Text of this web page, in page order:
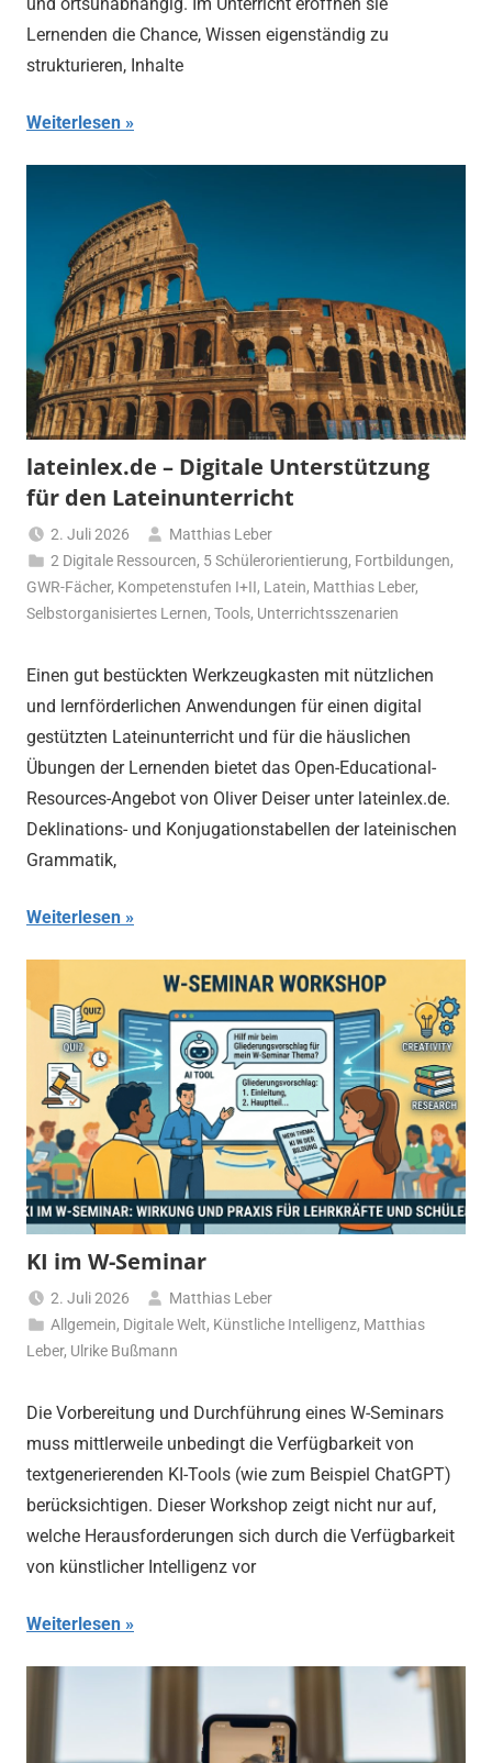
Lernenden die Chance, Wissen eigenständig zu
strukturieren, Inhalte
Weiterlesen
lateinlex.de – Digitale Unterstützung
für den Lateinunterricht
2. Juli 2026
Matthias Leber
2 Digitale Ressourcen, 5 Schülerorientierung, Fortbildungen,
GWR-Fächer, Kompetenstufen I+II, Latein, Matthias Leber,
Selbstorganisiertes Lernen, Tools, Unterrichtsszenarien
Einen gut bestückten Werkzeugkasten mit nützlichen
und lernförderlichen Anwendungen für einen digital
gestützten Lateinunterricht und für die häuslichen
Übungen der Lernenden bietet das Open-Educational-
Resources-Angebot von Oliver Deiser unter lateinlex.de.
Deklinations- und Konjugationstabellen der lateinischen
Grammatik,
Weiterlesen
KI im W-Seminar
2. Juli 2026
Matthias Leber
Allgemein, Digitale Welt, Künstliche Intelligenz, Matthias
Leber, Ulrike Bußmann
Die Vorbereitung und Durchführung eines W-Seminars
muss mittlerweile unbedingt die Verfügbarkeit von
textgenerierenden KI-Tools (wie zum Beispiel ChatGPT)
berücksichtigen. Dieser Workshop zeigt nicht nur auf,
welche Herausforderungen sich durch die Verfügbarkeit
von künstlicher Intelligenz vor
Weiterlesen